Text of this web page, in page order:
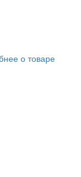
о товаре